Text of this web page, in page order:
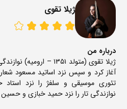
ژیلا تقوی
درباره من
ژیلا تقوی (متولد ۱۳۵۱ –
آغاز کرد و سپس نزد اساتید مسعود
تئوری موسیقی و سلفژ را نزد استاد
نوازندگی تار را نزد حمید خبازی و